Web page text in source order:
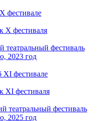
фестивале
X фестиваля
театральный фестиваль
2023 год
фестивале
XI фестиваля
театральный фестиваль
2025 год